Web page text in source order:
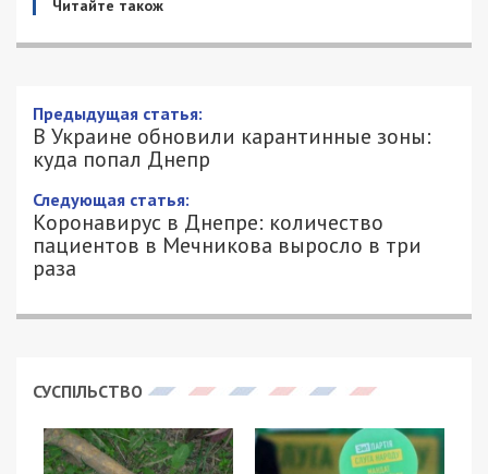
Читайте також
Предыдущая статья:
В Украине обновили карантинные зоны:
куда попал Днепр
Следующая статья:
Коронавирус в Днепре: количество
пациентов в Мечникова выросло в три
раза
СУСПІЛЬСТВО